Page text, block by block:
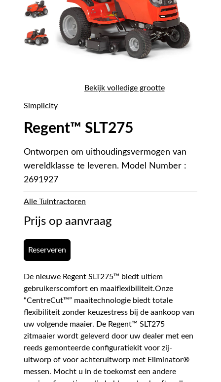
Bekijk volledige grootte
Simplicity
Regent™ SLT275
Ontworpen om uithoudingsvermogen van
wereldklasse te leveren. Model Number :
2691927
Alle Tuintractoren
Prijs op aanvraag
Reserveren
De nieuwe Regent SLT275™ biedt ultiem
gebruikerscomfort en maaiflexibiliteit.Onze
“CentreCut™” maaitechnologie biedt totale
flexibiliteit zonder keuzestress bij de aankoop van
uw volgende maaier. De Regent™ SLT275
zitmaaier wordt geleverd door uw dealer met een
reeds gemonteerde configuratiekit voor zij-
uitworp of voor achteruitworp met Eliminator®
messen. Mocht u in de toekomst een andere